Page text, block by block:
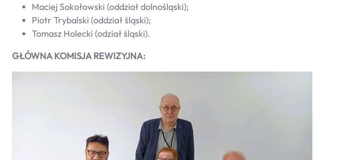
Maciej Sokołowski (oddział dolnośląski);
Piotr Trybalski (oddział śląski);
Tomasz Holecki (odział śląski).
GŁÓWNA KOMISJA REWIZYJNA: